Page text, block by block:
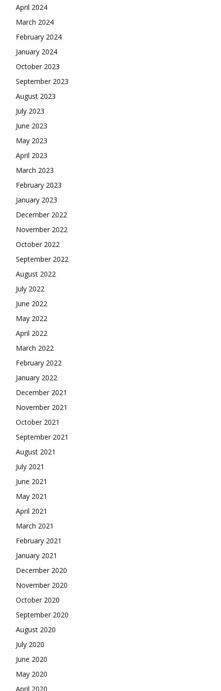
April 2024
March 2024
February 2024
January 2024
October 2023
September 2023
August 2023
July 2023
June 2023
May 2023
April 2023
March 2023
February 2023
January 2023
December 2022
November 2022
October 2022
September 2022
August 2022
July 2022
June 2022
May 2022
April 2022
March 2022
February 2022
January 2022
December 2021
November 2021
October 2021
September 2021
August 2021
July 2021
June 2021
May 2021
April 2021
March 2021
February 2021
January 2021
December 2020
November 2020
October 2020
September 2020
August 2020
July 2020
June 2020
May 2020
April 2020